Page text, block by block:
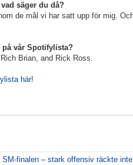
säger du då?
de mål vi har satt upp för mig.
vår Spotifylista?
Brian, and Rick Ross.
här!
SM-finalen – stark offensiv räckte